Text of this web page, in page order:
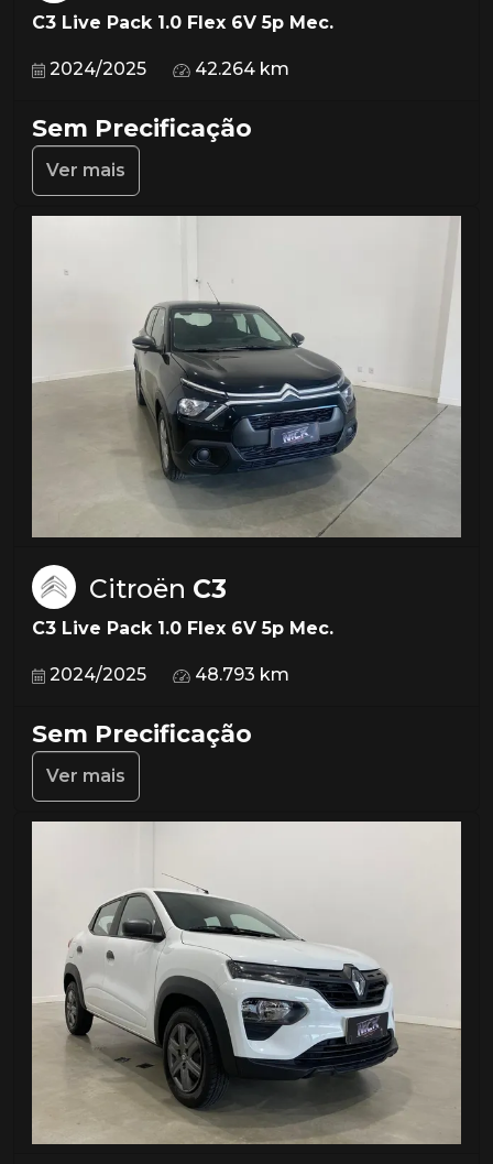
C3 Live Pack 1.0 Flex 6V 5p Mec.
2024/2025 42.264 km
Sem Precificação
Ver mais
Citroën C3
C3 Live Pack 1.0 Flex 6V 5p Mec.
2024/2025 48.793 km
Sem Precificação
Ver mais